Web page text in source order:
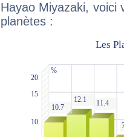
Hayao Miyazaki, voici
planètes :